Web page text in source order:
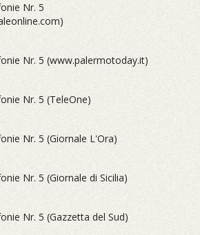
Nr. 5
Nr. 5 (www.palermotoday.it)
Nr. 5 (TeleOne)
Nr. 5 (Giornale L'Ora)
Nr. 5 (Giornale di Sicilia)
Nr. 5 (Gazzetta del Sud)